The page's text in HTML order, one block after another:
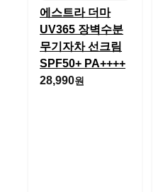
에스트라 더마
UV365 장벽수분
무기자차 선크림
SPF50+ PA++++
28,990원